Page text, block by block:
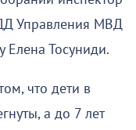
Управления МВД
Елена Тосуниди.
что дети в
а до 7 лет